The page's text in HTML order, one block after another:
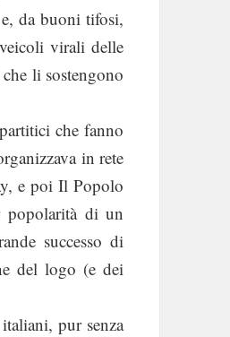
da buoni tifosi,
virali delle
li sostengono
che fanno
in rete
e poi Il Popolo
popolarità di un
successo di
del logo (e dei
pur senza